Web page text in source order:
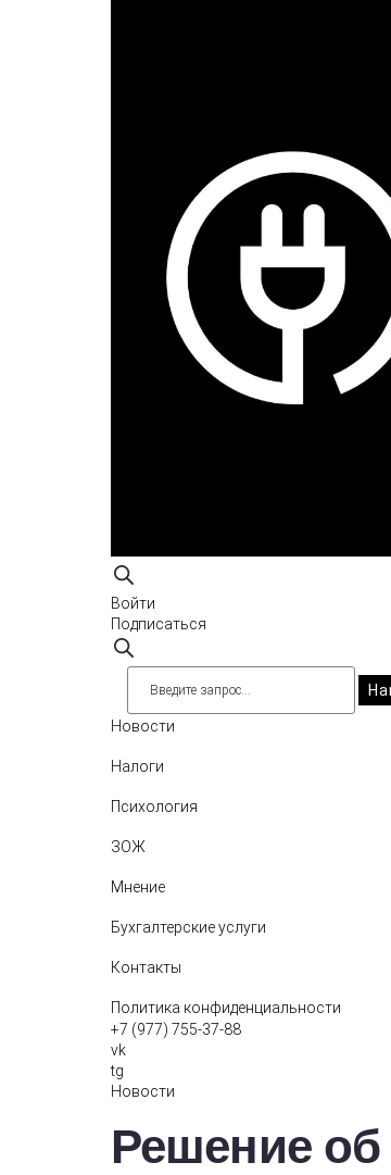
Войти
Подписаться
Новости
Налоги
Психология
ЗОЖ
Мнение
Бухгалтерские услуги
Контакты
Политика конфиденциальности
+7 (977) 755-37-88
vk
tg
Новости
Решение